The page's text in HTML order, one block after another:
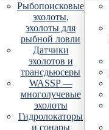
Рыбопоисковые
эхолоты,
эхолоты для
рыбной ловли
Датчики
эхолотов и
трансдьюсеры
WASSP —
многолучевые
эхолоты
Гидролокаторы
и сонары